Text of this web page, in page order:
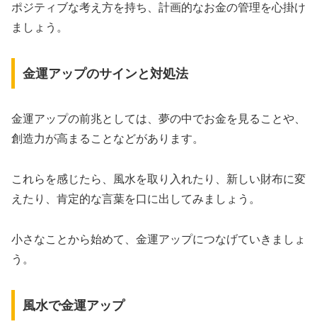
ポジティブな考え方を持ち、計画的なお金の管理を心掛け
ましょう。
金運アップのサインと対処法
金運アップの前兆としては、夢の中でお金を見ることや、
創造力が高まることなどがあります。
これらを感じたら、風水を取り入れたり、新しい財布に変
えたり、肯定的な言葉を口に出してみましょう。
小さなことから始めて、金運アップにつなげていきましょ
う。
風水で金運アップ